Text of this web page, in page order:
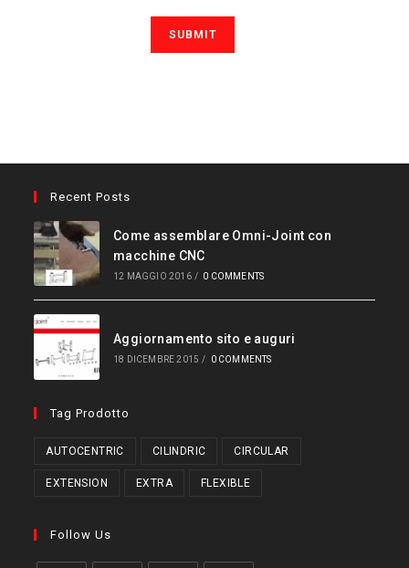
Recent Posts
Come assemblare Omni-Joint con
macchine CNC
12 MAGGIO 2016 / 0 COMMENTS
Aggiornamento sito e auguri
18 DICEMBRE 2015 / 0 COMMENTS
Tag Prodotto
AUTOCENTRIC CILINDRIC CIRCULAR
EXTENSION EXTRA FLEXIBLE
Follow Us